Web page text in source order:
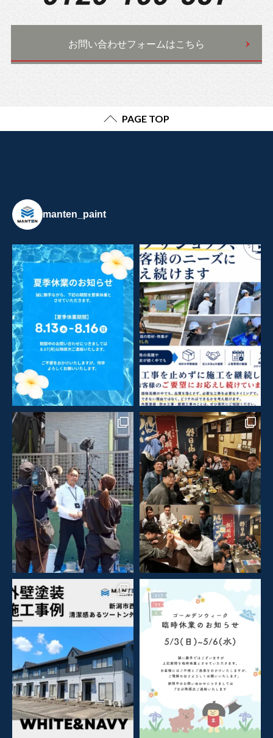
お問い合わせフォームはこちら
PAGE TOP
manten_paint